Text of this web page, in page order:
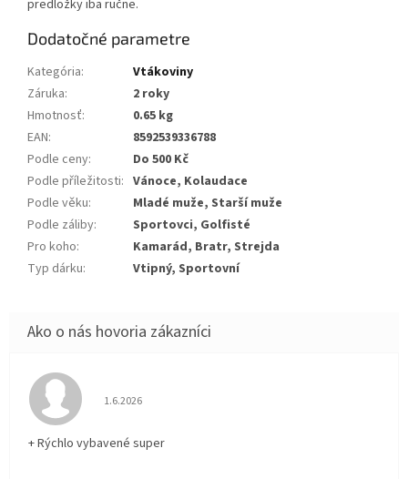
predložky iba ručne.
Dodatočné parametre
Kategória:
Vtákoviny
Záruka:
2 roky
Hmotnosť:
0.65 kg
EAN:
8592539336788
Podle ceny:
Do 500 Kč
Podle příležitosti: Vánoce, Kolaudace
Podle věku:
Mladé muže, Starší muže
Podle záliby:
Sportovci, Golfisté
Pro koho:
Kamarád, Bratr, Strejda
Typ dárku: Vtipný, Sportovní
Hodnotenie obchodu je 5 z 5 hviezdičiek.
1.6.2026
+ Rýchlo vybavené super